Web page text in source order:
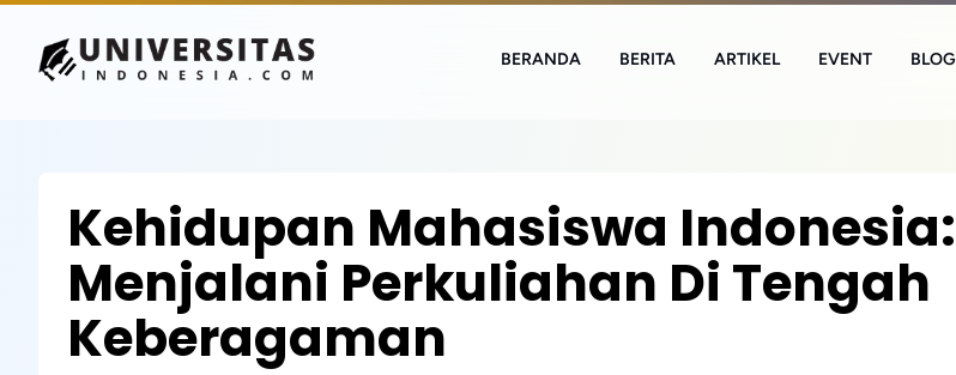
BERANDA BERITA ARTIKEL EVENT BLOG
Kehidupan Mahasiswa Indonesia:
Menjalani Perkuliahan Di Tengah
Keberagaman